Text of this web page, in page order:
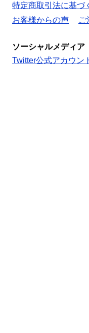
特定商取引法に基づ
お客様からの声
ご
ソーシャルメディア
Twitter公式アカウン